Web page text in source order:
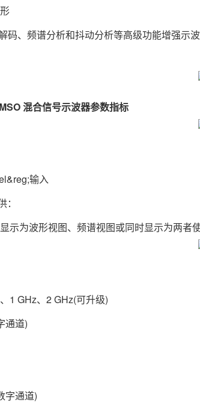
码、频谱分析和抖动分析等高级功能增强示
混合信号示波器参数指标
输入
示为波形视图、频谱视图或同时显示为两者
1 GHz、2 GHz(可升级)
通道)
字通道)